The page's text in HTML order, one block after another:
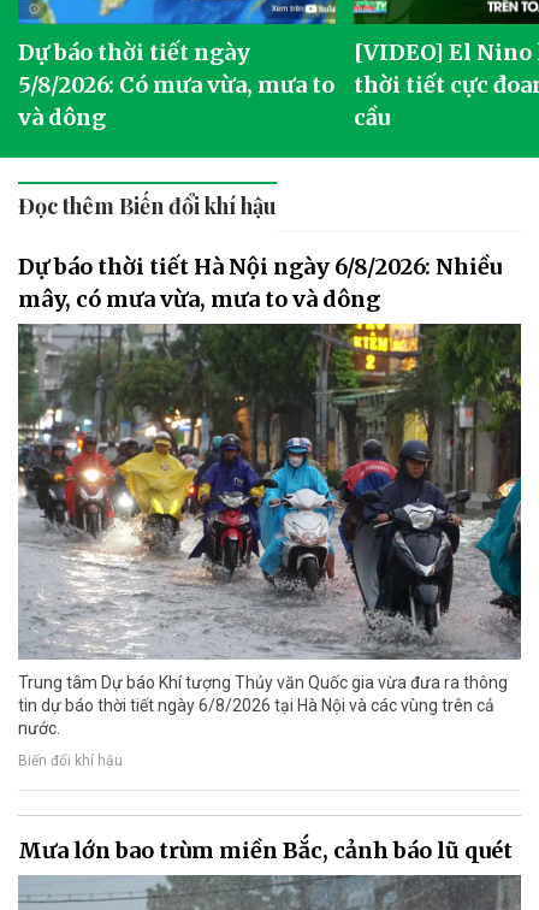
Dự báo thời tiết ngày
5/8/2026: Có mưa vừa, mưa to
và dông
[VIDEO] El
thời tiết cực
cầu
Đọc thêm Biến đổi khí hậu
Dự báo thời tiết Hà Nội ngày 6/8/2026: Nhiều
mây, có mưa vừa, mưa to và dông
Trung tâm Dự báo Khí tượng Thủy văn Quốc gia vừa đưa ra thông
tin dự báo thời tiết ngày 6/8/2026 tại Hà Nội và các vùng trên cả
nước.
Biến đổi khí hậu
Mưa lớn bao trùm miền Bắc, cảnh báo lũ quét